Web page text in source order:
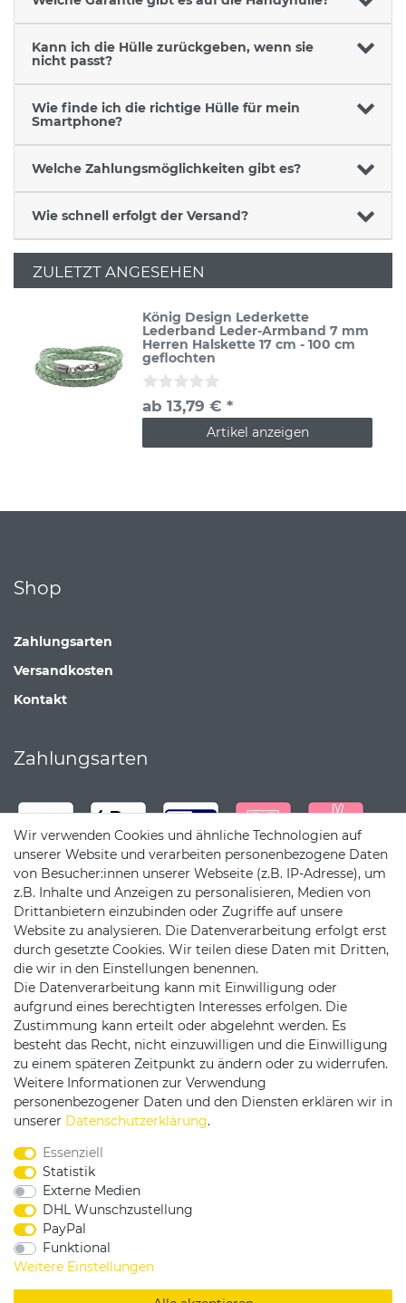
Kann ich die Hülle zurückgeben, wenn sie
nicht passt?
Wie finde ich die richtige Hülle für mein
Smartphone?
Welche Zahlungsmöglichkeiten gibt es?
Wie schnell erfolgt der Versand?
ZULETZT ANGESEHEN
König Design Lederkette
Lederband Leder-Armband 7 mm
Herren Halskette 17 cm - 100 cm
geflochten
ab 13,79 € *
Artikel anzeigen
Shop
Zahlungsarten
Versandkosten
Kontakt
Zahlungsarten
Versandpartner
Service & Kontakt
Rufen Sie uns an unter:
0375 - 21459172
Widerrufsrecht |
Impressum
Wir verwenden Cookies und ähnliche Technologien auf
unserer Website und verarbeiten personenbezogene Daten
von Besucher:innen unserer Webseite (z.B. IP-Adresse), um
z.B. Inhalte und Anzeigen zu personalisieren, Medien von
Drittanbietern einzubinden oder Zugriffe auf unsere
Website zu analysieren. Die Datenverarbeitung erfolgt erst
durch gesetzte Cookies. Wir teilen diese Daten mit Dritten,
die wir in den Einstellungen benennen.
Die Datenverarbeitung kann mit Einwilligung oder
aufgrund eines berechtigten Interesses erfolgen. Die
Zustimmung kann erteilt oder abgelehnt werden. Es
besteht das Recht, nicht einzuwilligen und die Einwilligung
zu einem späteren Zeitpunkt zu ändern oder zu widerrufen.
Weitere Informationen zur Verwendung
personenbezogener Daten und den Diensten erklären wir in
unserer Daten­schutz­erklärung.
Essenziell
Statistik
Externe Medien
DHL Wunschzustellung
PayPal
Funktional
Weitere Einstellungen